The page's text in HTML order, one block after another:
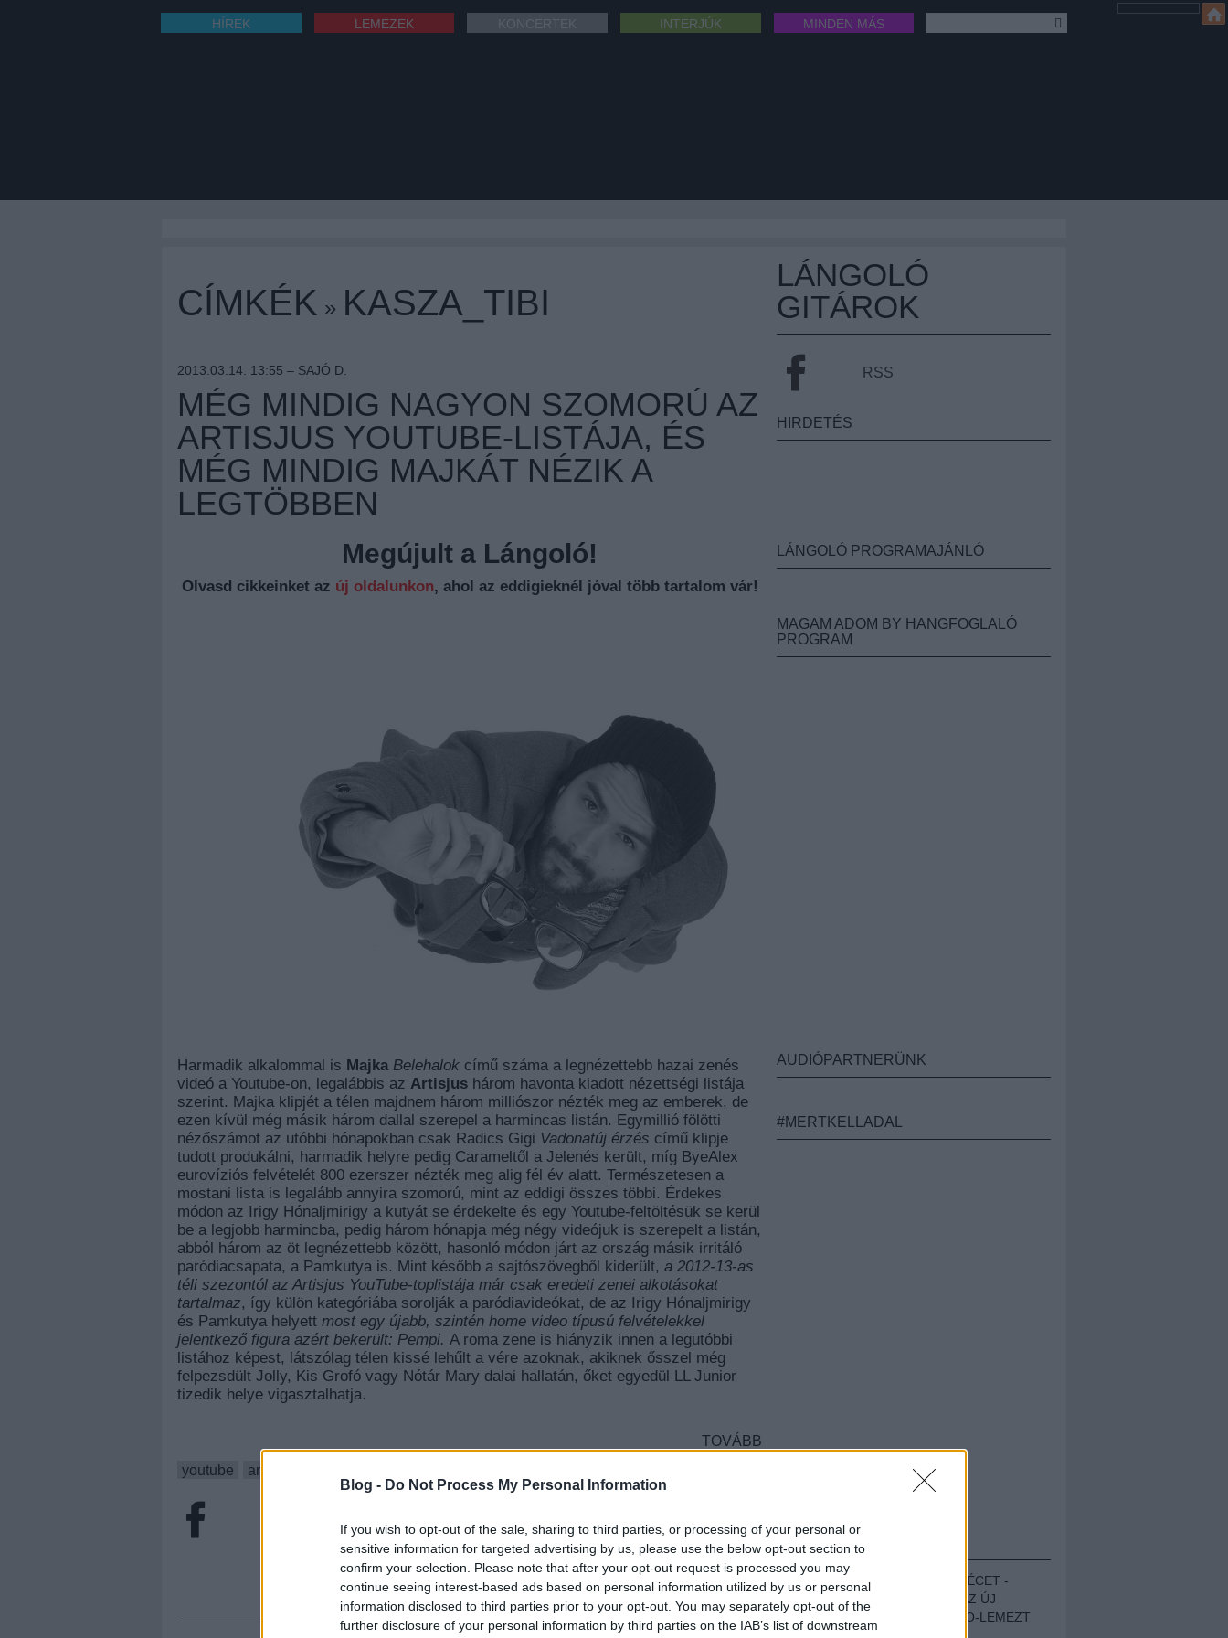
Blog - Do Not Process My Personal Information
If you wish to opt-out of the sale, sharing to third parties, or processing of your personal or
sensitive information for targeted advertising by us, please use the below opt-out section to
confirm your selection. Please note that after your opt-out request is processed you may
continue seeing interest-based ads based on personal information utilized by us or personal
information disclosed to third parties prior to your opt-out. You may separately opt-out of the
further disclosure of your personal information by third parties on the IAB’s list of downstream
HÍREK LEMEZEK INTERJÚK MINDEN MÁS
CÍMKÉK » KASZA_TIBI
2013.03.14. 13:55 – SAJÓ D.
MÉG MINDIG NAGYON SZOMORÚ AZ
ARTISJUS YOUTUBE-LISTÁJA, ÉS
MÉG MINDIG MAJKÁT NÉZIK A
LEGTÖBBEN
Megújult a Lángoló!
Olvasd cikkeinket az új oldalunkon, ahol az eddigieknél jóval több tartalom vár!
Harmadik alkalommal is Majka Belehalok című száma a legnézettebb hazai zenés
videó a Youtube-on, legalábbis az Artisjus három havonta kiadott nézettségi listája
szerint. Majka klipjét a télen majdnem három milliószor nézték meg az emberek, de
ezen kívül még másik három dallal szerepel a harmincas listán. Egymillió fölötti
nézőszámot az utóbbi hónapokban csak Radics Gigi Vadonatúj érzés című klipje
tudott produkálni, harmadik helyre pedig Carameltől a Jelenés került, míg ByeAlex
eurovíziós felvételét 800 ezerszer nézték meg alig fél év alatt. Természetesen a
mostani lista is legalább annyira szomorú, mint az eddigi összes többi. Érdekes
módon az Irigy Hónaljmirigy a kutyát se érdekelte és egy Youtube-feltöltésük se kerül
be a legjobb harmincba, pedig három hónapja még négy videójuk is szerepelt a listán,
abból három az öt legnézettebb között, hasonló módon járt az ország másik irritáló
paródiacsapata, a Pamkutya is. Mint később a sajtószövegből kiderült, a 2012-13-as
téli szezontól az Artisjus YouTube-toplistája már csak eredeti zenei alkotásokat
tartalmaz, így külön kategóriába sorolják a paródiavideókat, de az Irigy Hónaljmirigy
és Pamkutya helyett most egy újabb, szintén home video típusú felvételekkel
jelentkező figura azért bekerült: Pempi. A roma zene is hiányzik innen a legutóbbi
listához képest, látszólag télen kissé lehűlt a vére azoknak, akiknek ősszel még
felpezsdült Jolly, Kis Grofó vagy Nótár Mary dalai hallatán, őket egyedül LL Junior
tizedik helye vigasztalhatja.
TOVÁBB
youtube
artisjus
LÁNGOLÓ
GITÁROK
RSS
HIRDETÉS
LÁNGOLÓ PROGRAMAJÁNLÓ
MAGAM ADOM BY HANGFOGLALÓ
PROGRAM
AUDIÓPARTNERÜNK
#MERTKELLADAL
EZT HALLGASD!
MEGUGROTTÁK A LÉCET -
MEGHALLGATTUK AZ ÚJ
PROTEST THE HERO-LEMEZT